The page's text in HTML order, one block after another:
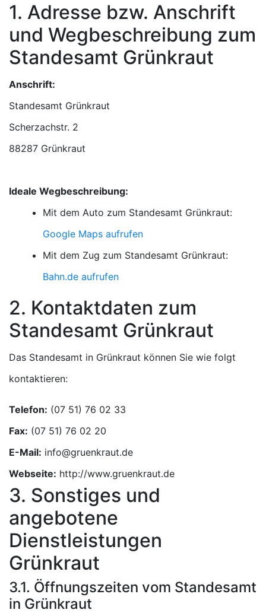
1. Adresse bzw. Anschrift
und Wegbeschreibung zum
Standesamt Grünkraut
Anschrift:
Standesamt Grünkraut
88287 Grünkraut
Ideale Wegbeschreibung:
Mit dem Auto zum Standesamt Grünkraut:
Google Maps aufrufen
Mit dem Zug zum Standesamt Grünkraut:
Bahn.de aufrufen
2. Kontaktdaten zum
Standesamt Grünkraut
Das Standesamt in Grünkraut können Sie wie folgt
kontaktieren:
Telefon:
Fax:
E-Mail:
Webseite: http://www.gruenkraut.de
3. Sonstiges und
angebotene
Dienstleistungen
Grünkraut
3.1. Öffnungszeiten vom Standesamt
in Grünkraut